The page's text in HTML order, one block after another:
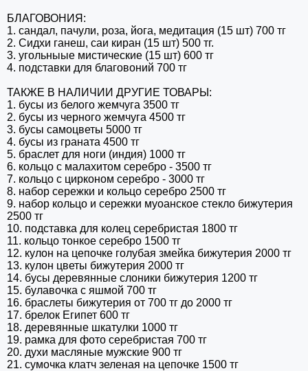
БЛАГОВОНИЯ:
1. сандал, пачули, роза, йога, медитация (15 шт) 700 тг
2. Сидхи ганеш, саи киран (15 шт) 500 тг.
3. угольныые мистические (15 шт) 600 тг
4. подставки для благовоний 700 тг
ТАКЖЕ В НАЛИЧИИ ДРУГИЕ ТОВАРЫ:
1. бусы из белого жемчуга 3500 тг
2. бусы из черного жемчуга 4500 тг
3. бусы самоцветы 5000 тг
4. бусы из граната 4500 тг
5. браслет для ноги (индия) 1000 тг
6. кольцо с малахитом серебро - 3500 тг
7. кольцо с цирконом серебро - 3000 тг
8. набор сережки и кольцо серебро 2500 тг
9. набор кольцо и сережки муоанское стекло бижутерия
2500 тг
10. подставка для колец серебристая 1800 тг
11. кольцо тонкое серебро 1500 тг
12. кулон на цепочке голубая змейка бижутерия 2000 тг
13. кулон цветы бижутерия 2000 тг
14. бусы деревянные слоники бижутерия 1200 тг
15. булавочка с яшмой 700 тг
16. браслеты бижутерия от 700 тг до 2000 тг
17. брелок Египет 600 тг
18. деревянные шкатулки 1000 тг
19. рамка для фото серебристая 700 тг
20. духи масляные мужские 900 тг
21. сумочка клатч зеленая на цепочке 1500 тг